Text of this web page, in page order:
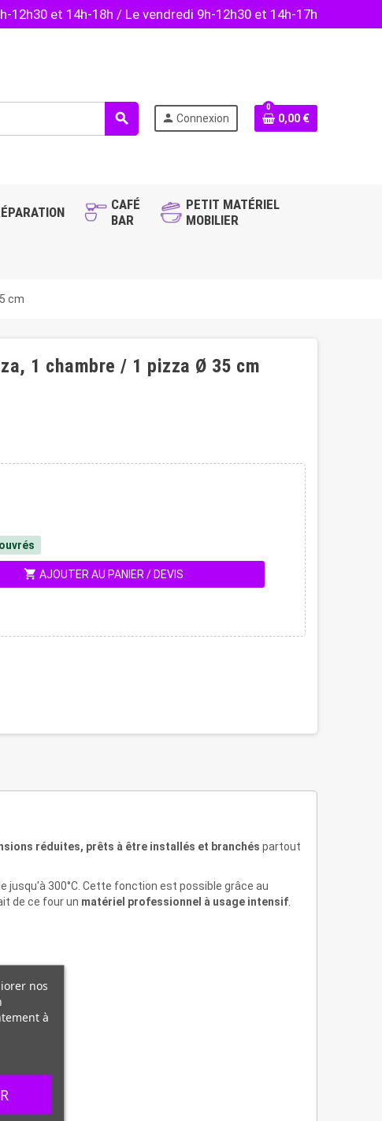
12h30 et 14h-18h / Le vendredi 9h-12h30 et 14h-17h
search person Connexion
0
0,00 €
CAFÉ
BAR
PETIT MATÉRIEL
MOBILIER
cm
1 chambre / 1 pizza Ø 35 cm
shopping_cart AJOUTER AU PANIER / DEVIS
réduites, prêts à être installés et branchés partout
300°C. Cette fonction est possible grâce au
de ce four un matériel professionnel à usage intensif.
nos
à